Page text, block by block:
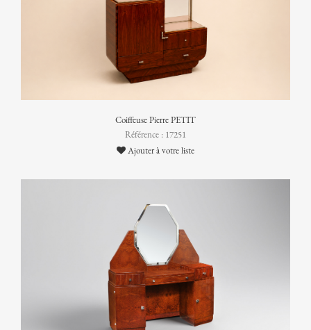
Coiffeuse Pierre PETIT
Référence : 17251
Ajouter à votre liste